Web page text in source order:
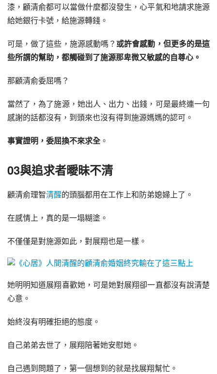
漆，顧清俞都可以當做什麼都沒發生，心平氣和地請求施源
給她銀行卡號，給施源轉錢。
可是，做了這些，施源感動嗎？ 或許會感動，但更多的是這
些所謂的幫助，都觸碰到了施源那卑微又敏感的自尊心。
那顧清俞委屈嗎？
當然了，為了施源，她出人、出力、出錢，可是最終連一句
感謝的話都沒有，到頭來也沒有得到施源媽媽的認可。
事實證明，委屈換不來求全 。
03與追求者曖昧不清
顧清俞理智清醒的頭腦都用在工作上和防弟媳婦上了。
在感情上，真的是一塌糊塗。
不僅僅是對施源如此，對展翔也是一樣。
她明明知道展翔喜歡她，可是她對展翔卻一直都沒有說清楚
心意。
始終沒有明確拒絕的態度。
自己弟弟去世了，展翔陪著她安慰她。
自己遇到問題了，第一個想到的就是找展翔幫忙。